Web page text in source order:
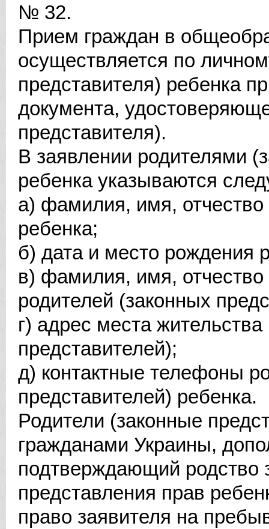
№ 32.
Прием граждан в
осуществляется по
представителя) ребенка
документа,
представителя).
В заявлении родителями
ребенка указываются
а) фамилия, имя,
ребенка;
б) дата и место рождения
в) фамилия, имя,
родителей (законных
г) адрес места
представителей);
д) контактные телефоны
представителей) ребенка.
Родители (законные
гражданами Украины,
подтверждающий родство
представления прав
право заявителя на